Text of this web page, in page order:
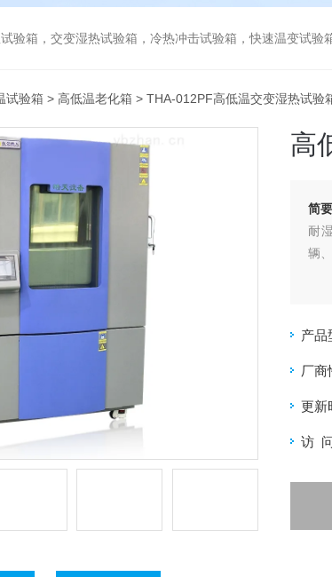
，交变湿热试验箱，冷热冲击试验箱，快速温变试验箱，紫外线老
试验箱 > 高低温老化箱 > THA-012PF高低温交变湿热试验
高
简
耐
辆
产品
厂商
更新
访